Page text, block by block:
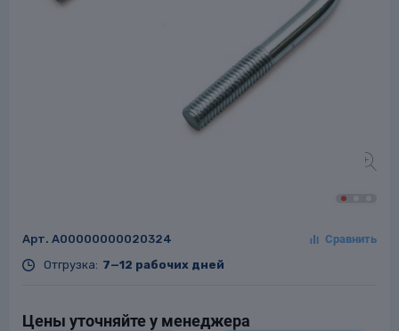
Арт. A00000000020324
Отгрузка: 7—12 рабочих дней
Цены уточняйте у менеджера
Заглушки для труб
стальные
Фланцы стальные